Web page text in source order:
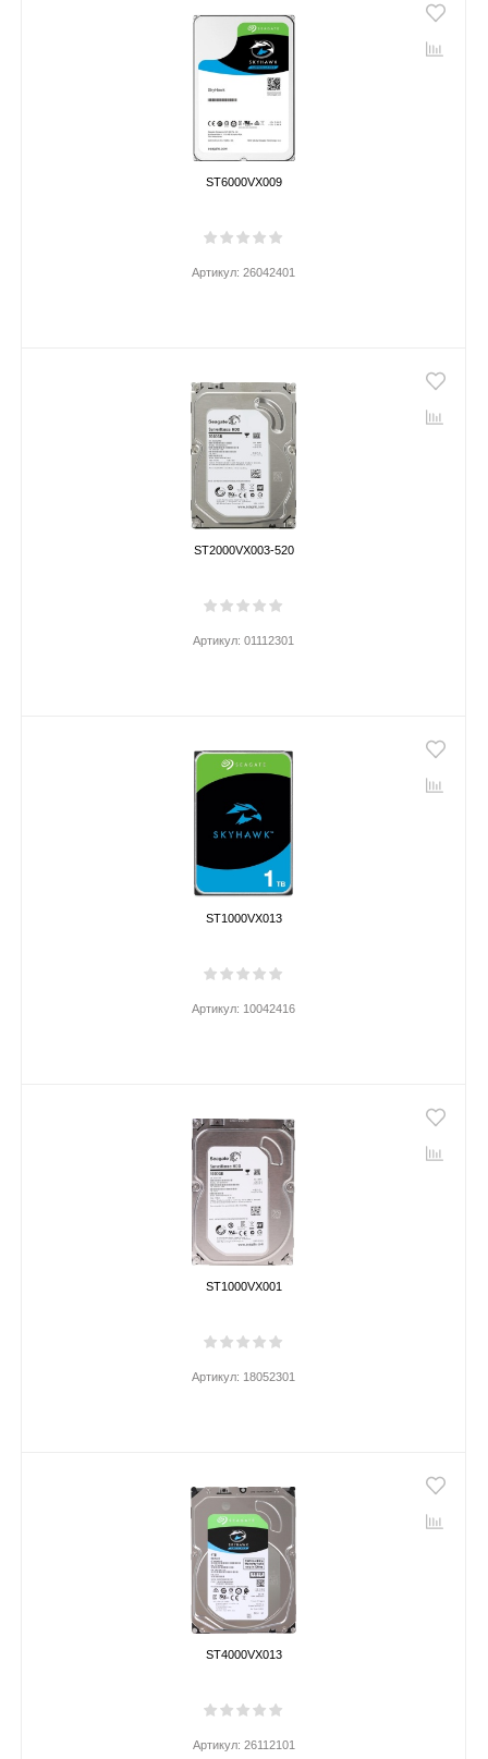
ST6000VX009
Артикул: 26042401
ST2000VX003-520
Артикул: 01112301
ST1000VX013
Артикул: 10042416
ST1000VX001
Артикул: 18052301
ST4000VX013
Артикул: 26112101